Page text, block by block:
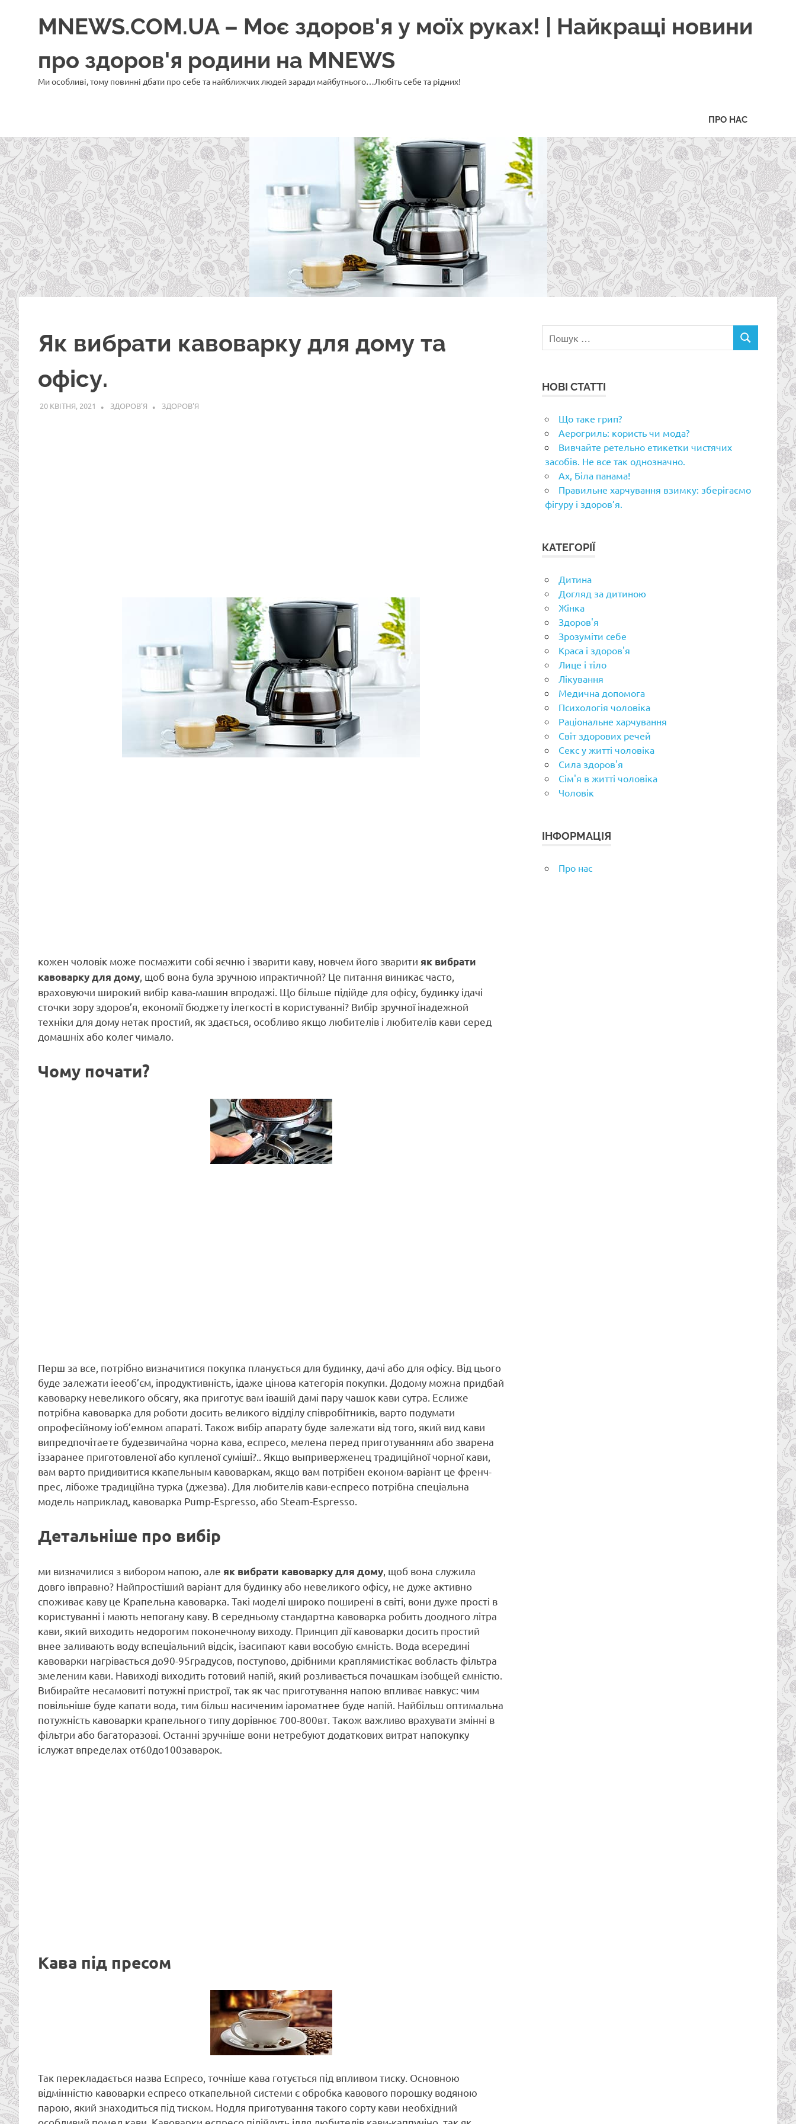
MNEWS.COM.UA – Моє здоров'я у моїх руках! | Найкращі новини
про здоров'я родини на MNEWS
Ми особливі, тому повинні дбати про себе та найближчих людей заради майбутнього…Любіть себе та рідних!
ПРО НАС
Як вибрати кавоварку для дому та
офісу.
20 КВІТНЯ, 2021 ЗДОРОВ'Я ЗДОРОВ'Я
кожен чоловік може посмажити собі яєчню і зварити каву, новчем його зварити як вибрати
кавоварку для дому , щоб вона була зручною ипрактичной? Це питання виникає часто,
враховуючи широкий вибір кава-машин впродажі. Що більше підійде для офісу, будинку ідачі
сточки зору здоров’я, економії бюджету ілегкості в користуванні? Вибір зручної інадежной
техніки для дому нетак простий, як здається, особливо якщо любителів і любителів кави серед
домашніх або колег чимало.
Чому почати?
Перш за все, потрібно визначитися покупка планується для будинку, дачі або для офісу. Від цього
буде залежати іееоб’єм, іпродуктивність, ідаже цінова категорія покупки. Додому можна придбай
кавоварку невеликого обсягу, яка приготує вам івашій дамі пару чашок кави сутра. Еслиже
потрібна кавоварка для роботи досить великого відділу співробітників, варто подумати
опрофесійному іоб’емном апараті. Також вибір апарату буде залежати від того, який вид кави
випредпочітаете будезвичайна чорна кава, еспресо, мелена перед приготуванням або зварена
іззаранее приготовленої або купленої суміші?.. Якщо выприверженец традиційної чорної кави,
вам варто придивитися ккапельным кавоваркам, якщо вам потрібен економ-варіант це френч-
прес, лібоже традиційна турка (джезва). Для любителів кави-еспресо потрібна спеціальна
модель наприклад, кавоварка Pump-Espresso, або Steam-Espresso.
Детальніше про вибір
ми визначилися з вибором напою, але як вибрати кавоварку для дому , щоб вона служила
довго івправно? Найпростіший варіант для будинку або невеликого офісу, не дуже активно
споживає каву це Крапельна кавоварка. Такі моделі широко поширені в світі, вони дуже прості в
користуванні і мають непогану каву. В середньому стандартна кавоварка робить доодного літра
кави, який виходить недорогим поконечному виходу. Принцип дії кавоварки досить простий
внее заливають воду вспеціальний відсік, ізасипают кави вособую ємність. Вода всередині
кавоварки нагрівається до90-95градусов, поступово, дрібними краплямистікає вобласть фільтра
змеленим кави. Навиході виходить готовий напій, який розливається почашкам ізобщей ємністю.
Вибирайте несамовиті потужні пристрої, так як час приготування напою впливає навкус: чим
повільніше буде капати вода, тим більш насиченим іароматнее буде напій. Найбільш оптимальна
потужність кавоварки крапельного типу дорівнює 700-800вт. Також важливо врахувати змінні в
фільтри або багаторазові. Останні зручніше вони нетребуют додаткових витрат напокупку
іслужат впределах от60до100заварок.
Кава під пресом
Так перекладається назва Еспресо, точніше кава готується під впливом тиску. Основною
відмінністю кавоварки еспресо откапельной системи є обробка кавового порошку водяною
парою, який знаходиться під тиском. Нодля приготування такого сорту кави необхідний
ПОШУК
НОВІ СТАТТІ
Що таке грип?
Аерогриль: користь чи мода?
Вивчайте ретельно етикетки чистячих
засобів. Не все так однозначно.
Ах, Біла панама!
Правильне харчування взимку: зберігаємо
фігуру і здоров’я.
КАТЕГОРІЇ
Дитина
Догляд за дитиною
Жінка
Здоров'я
Зрозуміти себе
Краса і здоров'я
Лице і тіло
Лікування
Медична допомога
Психологія чоловіка
Раціональне харчування
Світ здорових речей
Секс у житті чоловіка
Сила здоров'я
Сім'я в житті чоловіка
Чоловік
ІНФОРМАЦІЯ
Про нас